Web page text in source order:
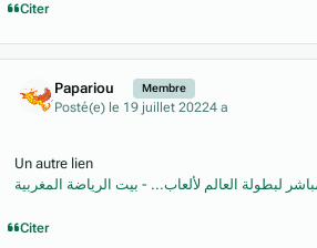
Citer
Papariou Membre
Posté(e) le 19 juillet 20224 a
Un autre lien
Citer